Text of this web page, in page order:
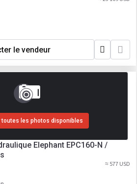
le vendeur
toutes les photos disponibles
Elephant EPC160-N /
≈ 577 USD